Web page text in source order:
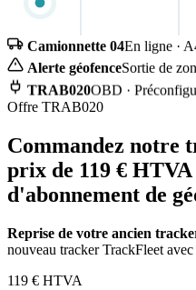
Camionnette 04En ligne ·
Alerte géofenceSortie de
TRAB020OBD ·
Offre TRAB020
Commandez notre
prix de 119 €
d'abonnement de
Reprise de votre ancien
nouveau tracker TrackFleet
119 € HTVA